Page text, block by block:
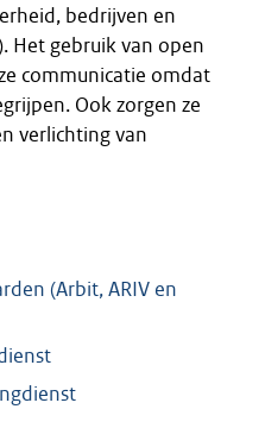
bedrijven en
Het gebruik van open
communicatie omdat
Ook zorgen ze
verlichting van
(Arbit, ARIV en